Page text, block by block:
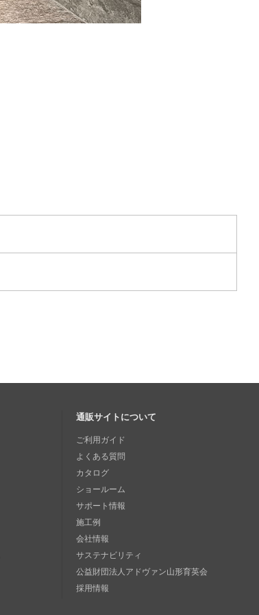
通販サイトについて
ご利用ガイド
よくある質問
カタログ
ショールーム
サポート情報
施工例
会社情報
サステナビリティ
公益財団法人アドヴァン山形育英会
採用情報